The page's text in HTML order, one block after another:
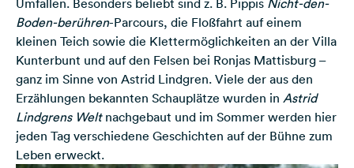
Boden-berühren-Parcours, die Floßfahrt auf einem
kleinen Teich sowie die Klettermöglichkeiten an der Villa
Kunterbunt und auf den Felsen bei Ronjas Mattisburg –
ganz im Sinne von Astrid Lindgren. Viele der aus den
Erzählungen bekannten Schauplätze wurden in Astrid
Lindgrens Weltnachgebaut und im Sommer werden hier
jeden Tag verschiedene Geschichten auf der Bühne zum
Leben erweckt.